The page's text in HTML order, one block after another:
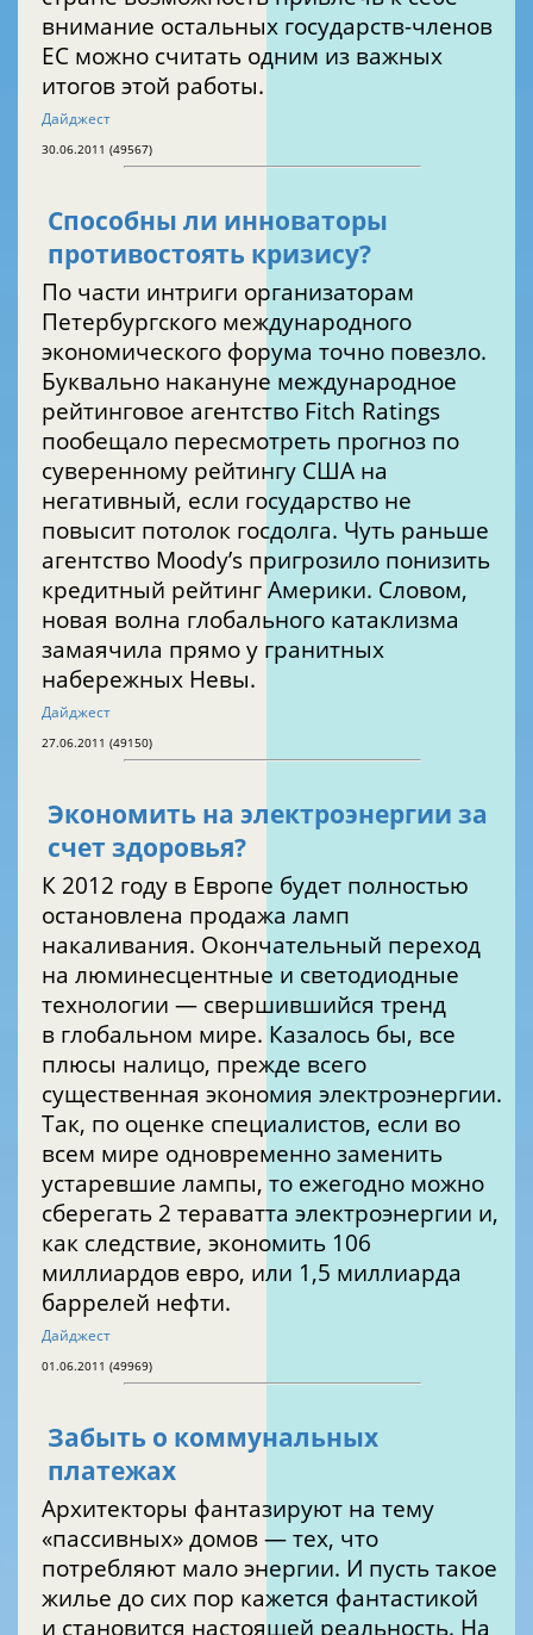
внимание остальных государств-членов
ЕС можно считать одним из важных
итогов этой работы.
Дайджест
30.06.2011 (49567)
Способны ли инноваторы
противостоять кризису?
По части интриги организаторам
Петербургского международного
экономического форума точно повезло.
Буквально накануне международное
рейтинговое агентство Fitch Ratings
пообещало пересмотреть прогноз по
суверенному рейтингу США на
негативный, если государство не
повысит потолок госдолга. Чуть раньше
агентство Moody’s пригрозило понизить
кредитный рейтинг Америки. Словом,
новая волна глобального катаклизма
замаячила прямо у гранитных
набережных Невы.
Дайджест
27.06.2011 (49150)
Экономить на электроэнергии за
счет здоровья?
К 2012 году в Европе будет полностью
остановлена продажа ламп
накаливания. Окончательный переход
на люминесцентные и светодиодные
технологии — свершившийся тренд
в глобальном мире. Казалось бы, все
плюсы налицо, прежде всего
существенная экономия электроэнергии.
Так, по оценке специалистов, если во
всем мире одновременно заменить
устаревшие лампы, то ежегодно можно
сберегать 2 тераватта электроэнергии и,
как следствие, экономить 106
миллиардов евро, или 1,5 миллиарда
баррелей нефти.
Дайджест
01.06.2011 (49969)
Забыть о коммунальных
платежах
Архитекторы фантазируют на тему
«пассивных» домов — тех, что
потребляют мало энергии. И пусть такое
жилье до сих пор кажется фантастикой
и становится настоящей реальность. На